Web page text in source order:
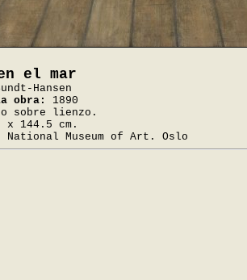
el mar
Hansen
obra:
1890
sobre lienzo.
x 144.5 cm.
National Museum of Art. Oslo